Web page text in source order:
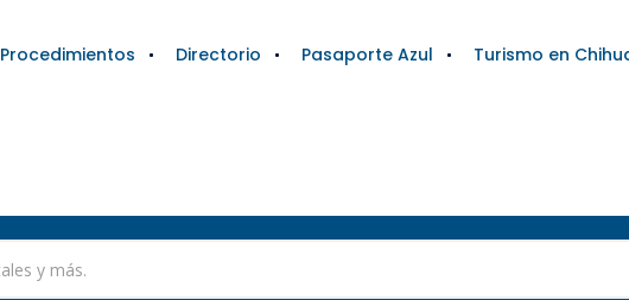
Procedimientos Directorio Pasaporte Azul Turismo en